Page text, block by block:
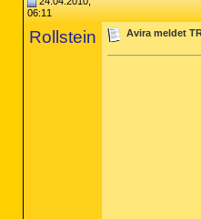
06:11
Rollstein Avira meldet